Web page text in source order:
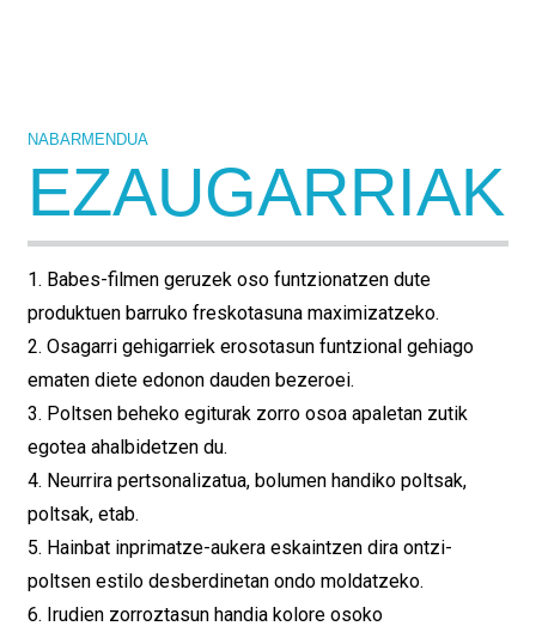
NABARMENDUA
EZAUGARRIAK
1. Babes-filmen geruzek oso funtzionatzen dute
produktuen barruko freskotasuna maximizatzeko.
2. Osagarri gehigarriek erosotasun funtzional gehiago
ematen diete edonon dauden bezeroei.
3. Poltsen beheko egiturak zorro osoa apaletan zutik
egotea ahalbidetzen du.
4. Neurrira pertsonalizatua, bolumen handiko poltsak,
poltsak, etab.
5. Hainbat inprimatze-aukera eskaintzen dira ontzi-
poltsen estilo desberdinetan ondo moldatzeko.
6. Irudien zorroztasun handia kolore osoko